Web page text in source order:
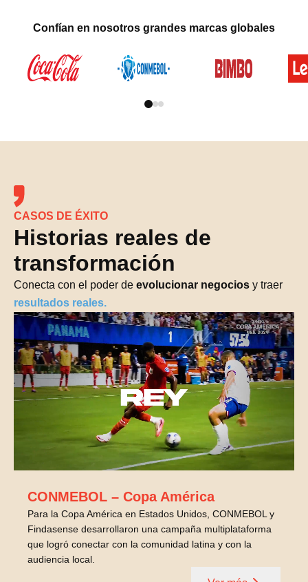
Confían en nosotros grandes marcas globales
CASOS DE ÉXITO
Historias reales de
transformación
Conecta con el poder de evolucionar negocios y traer
resultados reales.
CONMEBOL – Copa América
Para la Copa América en Estados Unidos, CONMEBOL y
Findasense desarrollaron una campaña multiplataforma
que logró conectar con la comunidad latina y con la
audiencia local.